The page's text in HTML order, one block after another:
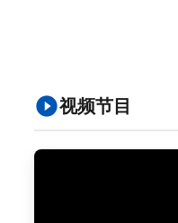
视频节目